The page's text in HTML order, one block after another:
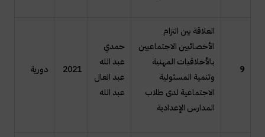
9
العلاقة بين التزام
الأخصائيين الاجتماعيين
بالأخلاقيات المهنية
وتنمية المسئولية
الاجتماعية لدى طلاب
المدارس الإعدادية
حمدي
عبد الله
عبد العال
عبد الله
2021 دورية